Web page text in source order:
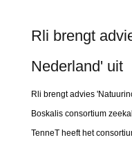
Rli brengt
Nederland' uit
Rli brengt advies
Boskalis consortium
TenneT heeft het